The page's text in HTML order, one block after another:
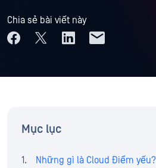
Chia sẻ bài viết này
Mục lục
Những gì là Cloud Điểm yếu?